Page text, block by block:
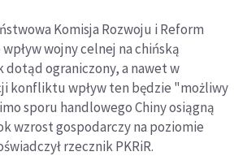
Komisja Rozwoju i Reform
wpływ wojny celnej na chińską
dotąd ograniczony, a nawet w
konfliktu wpływ ten będzie "możliwy
sporu handlowego Chiny osiągną
wzrost gospodarczy na poziomie
rzecznik PKRiR.